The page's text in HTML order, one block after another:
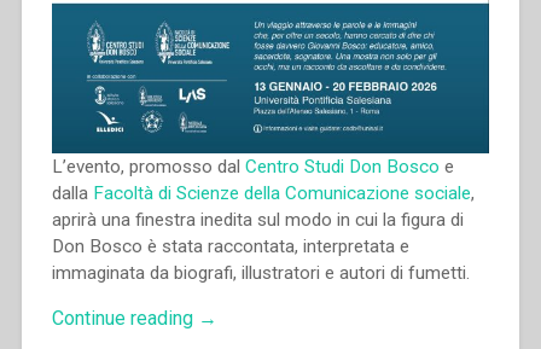
L’evento, promosso dal Centro Studi Don Bosco e
dalla Facoltà di Scienze della Comunicazione sociale,
aprirà una finestra inedita sul modo in cui la figura di
Don Bosco è stata raccontata, interpretata e
immaginata da biografi, illustratori e autori di fumetti.
Continue reading “Mostra
→